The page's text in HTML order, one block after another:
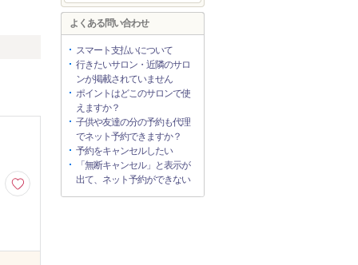
よくある問い合わせ
スマート支払いについて
行きたいサロン・近隣のサロ
ンが掲載されていません
ポイントはどこのサロンで使
えますか？
子供や友達の分の予約も代理
でネット予約できますか？
予約をキャンセルしたい
「無断キャンセル」と表示が
出て、ネット予約ができない